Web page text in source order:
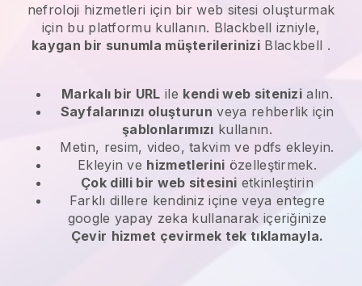
nefroloji hizmetleri için bir web sitesi oluşturmak
için bu platformu kullanın. Blackbell izniyle,
kaygan bir sunumla müşterilerinizi Blackbell .
Markalı bir URL ile kendi web sitenizi alın.
Sayfalarınızı oluşturun veya rehberlik için
şablonlarımızı kullanın.
Metin, resim, video, takvim ve pdfs ekleyin.
Ekleyin ve hizmetlerini özelleştirmek.
Çok dilli bir web sitesini etkinleştirin
Farklı dillere kendiniz içine veya entegre
google yapay zeka kullanarak içeriğinize
Çevir hizmet çevirmek tek tıklamayla.